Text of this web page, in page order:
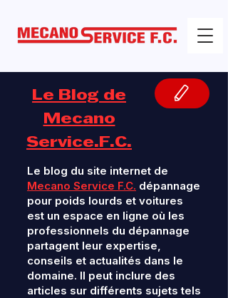
Le Blog de
Mecano
Service.F.C.
Le blog du site internet de
Mecano Service F.C. dépannage
pour poids lourds et voitures
est un espace en ligne où les
professionnels du dépannage
partagent leur expertise,
conseils et actualités dans le
domaine. Il peut inclure des
articles sur différents sujets tels